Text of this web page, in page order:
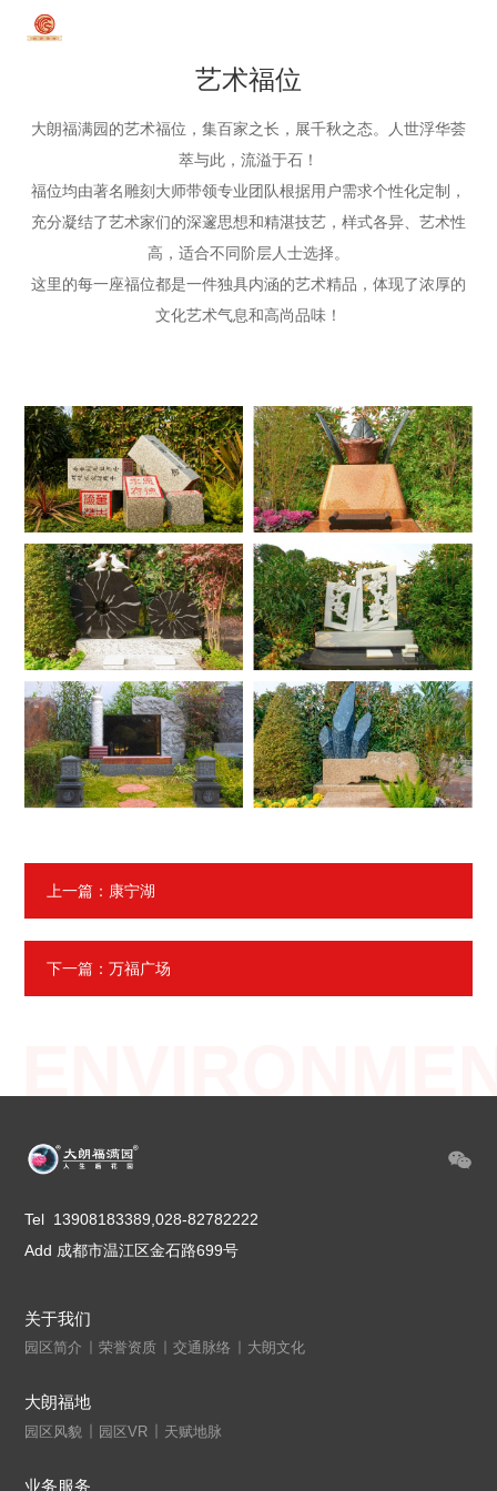
园区简介
园区风貌
业务服务
业务服务
福位工艺
质量工艺
艺术福位
个性化定制
新闻动态
联系我们
联系我们
请输入关键词搜索
艺术福位
大朗福满园的艺术福位，集百家之长，展千秋之态。人世浮华荟
萃与此，流溢于石！
福位均由著名雕刻大师带领专业团队根据用户需求个性化定制，
充分凝结了艺术家们的深邃思想和精湛技艺， 样式各异、 艺术性
高， 适合不同阶层人士选择。
这里的每一座福位都是一件独具内涵的艺术精品，体现了浓厚的
文化艺术气息和高尚品味！
上一篇：康宁湖
下一篇：万福广场
关于我们
园区简介 荣誉资质 交通脉络 大朗文化
大朗福地
园区风貌 园区VR 天赋地脉
业务服务
Tel 13908183389,028-82782222
Add 成都市温江区金石路699号